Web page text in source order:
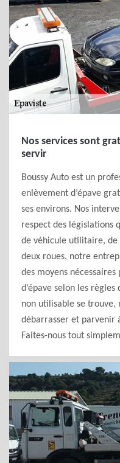
Nos services sont
servir
Boussy Auto est un
enlèvement d’épave
ses environs. Nos
respect des législations
de véhicule utilitaire,
deux roues, notre
des moyens
d’épave selon les
non utilisable se trouve,
débarrasser et parvenir
Faites-nous tout